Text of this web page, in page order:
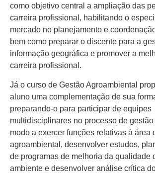
como objetivo central a ampliação das
carreira profissional, habilitando o
mercado no planejamento e
bem como preparar o discente para a
informação geográfica e promover a
carreira profissional.
Já o curso de Gestão Agroambiental
aluno uma complementação de sua
preparando-o para participar de equipes
multidisciplinares no processo de
modo a exercer funções relativas à área
agroambiental, desenvolver estudos,
de programas de melhoria da qualidade
ambiente e desenvolver análise crítica